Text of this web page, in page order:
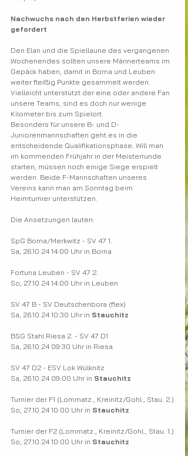
Nachwuchs nach den Herbstferien wieder
gefordert
Den Elan und die Spiellaune des vergangenen
Wochenendes sollten unsere Männerteams im
Gepäck haben, damit in Borna und Leuben
weiter fleißig Punkte gesammelt werden.
Vielleicht unterstützt der eine oder andere Fan
unsere Teams, sind es doch nur wenige
Kilometer bis zum Spielort.
Besonders für unsere B- und D-
Juniorenmannschaften geht es in die
entscheidende Qualifikationsphase. Will man
im kommenden Frühjahr in der Meisterrunde
starten, müssen noch einige Siege erspielt
werden. Beide F-Mannschaften unseres
Vereins kann man am Sonntag beim
Heimturnier unterstützen.
Die Ansetzungen lauten:
SpG Borna/Merkwitz - SV 47 1.
Sa, 26.10.24 14:00 Uhr in Borna
Fortuna Leuben - SV 47 2.​
So, 27.10.24 14:00 Uhr in Leuben
SV 47 B - SV Deutschenbora (flex)
Sa, 26.10.24 10:30 Uhr in Stauchitz
BSG Stahl Riesa 2. - SV 47 D1
Sa, 26.10.24 09:30 Uhr in Riesa
SV 47 D2 - ESV Lok Wülknitz
Sa, 26.10.24 09:00 Uhr in Stauchitz
Turnier der F1 (Lommatz., Kreinitz/Gohl., Stau. 2.)
So, 27.10.24 10:00 Uhr in Stauchitz
Turnier der F2 (Lommatz., Kreinitz/Gohl., Stau. 1.)
So, 27.10.24 10:00 Uhr in Stauchitz